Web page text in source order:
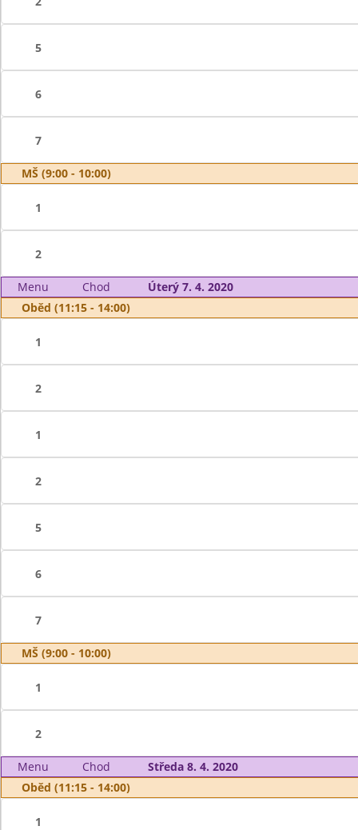
5
6
7
MŠ (9:00 - 10:00)
1
2
Menu Chod
Úterý 7. 4. 2020
Oběd (11:15 - 14:00)
1
2
1
2
5
6
7
MŠ (9:00 - 10:00)
1
2
Menu Chod
Středa 8. 4. 2020
Oběd (11:15 - 14:00)
1